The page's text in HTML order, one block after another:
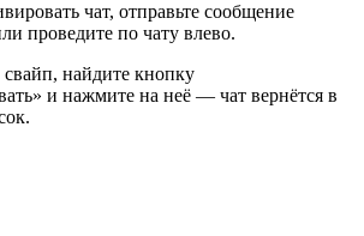
чат, отправьте сообщение
проведите по чату влево.
найдите кнопку
и нажмите на неё — чат вернётся в